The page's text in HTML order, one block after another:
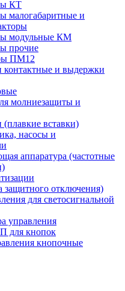
КТ
малогабаритные и
модульные КМ
прочие
ПМ12
контактные и выдержки
молниезащиты и
вставки)
насосы и
аппаратура (частотные
защитного отключения)
для светосигнальной
управления
для кнопок
кнопочные